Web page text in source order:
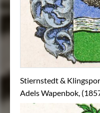
Stiernstedt &
Adels Wapenbok,